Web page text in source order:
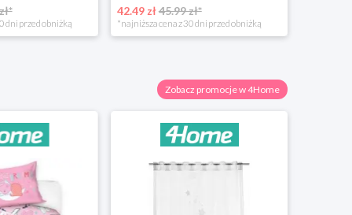
dni przed obniżką
42.49 zł45.99 zł*
*najniższa cena z 30 dni przed obniżką
Zobacz promocje w 4Home